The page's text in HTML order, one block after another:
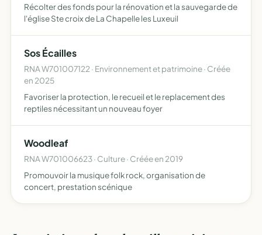
Récolter des fonds pour la rénovation et la sauvegarde de
l'église Ste croix de La Chapelle les Luxeuil
Sos Écailles
RNA W701007122 · Environnement et patrimoine · Créée
en 2025
Favoriser la protection, le recueil et le replacement des
reptiles nécessitant un nouveau foyer
Woodleaf
RNA W701006623 · Culture · Créée en 2019
Promouvoir la musique folk rock, organisation de
concert, prestation scénique